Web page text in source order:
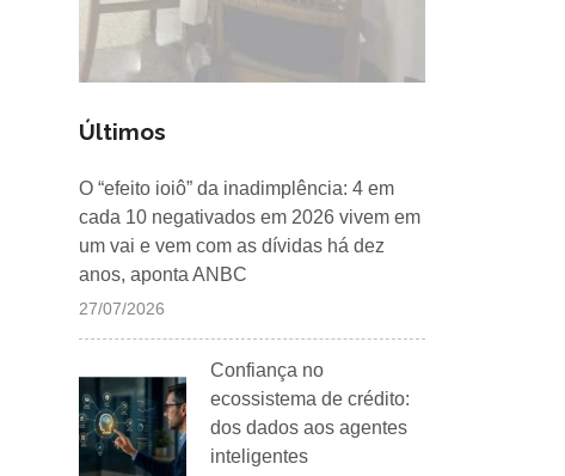
Últimos
O “efeito ioiô” da inadimplência: 4 em
cada 10 negativados em 2026 vivem em
um vai e vem com as dívidas há dez
anos, aponta ANBC
27/07/2026
Confiança no
ecossistema de crédito:
dos dados aos agentes
inteligentes